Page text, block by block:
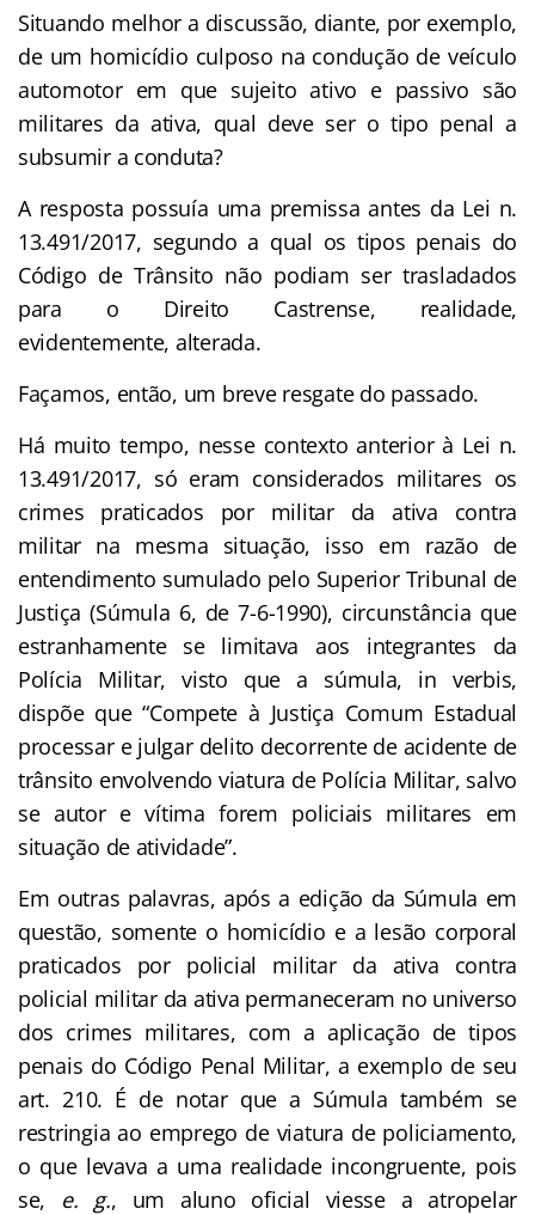
Situando melhor a discussão, diante, por exemplo,
de um homicídio culposo na condução de veículo
automotor em que sujeito ativo e passivo são
militares da ativa, qual deve ser o tipo penal a
subsumir a conduta?
A resposta possuía uma premissa antes da Lei n.
13.491/2017, segundo a qual os tipos penais do
Código de Trânsito não podiam ser trasladados
para o Direito Castrense, realidade,
evidentemente, alterada.
Façamos, então, um breve resgate do passado.
Há muito tempo, nesse contexto anterior à Lei n.
13.491/2017, só eram considerados militares os
crimes praticados por militar da ativa contra
militar na mesma situação, isso em razão de
entendimento sumulado pelo Superior Tribunal de
Justiça (Súmula 6, de 7-6-1990), circunstância que
estranhamente se limitava aos integrantes da
Polícia Militar, visto que a súmula, in verbis,
dispõe que “Compete à Justiça Comum Estadual
processar e julgar delito decorrente de acidente de
trânsito envolvendo viatura de Polícia Militar, salvo
se autor e vítima forem policiais militares em
situação de atividade”.
Em outras palavras, após a edição da Súmula em
questão, somente o homicídio e a lesão corporal
praticados por policial militar da ativa contra
policial militar da ativa permaneceram no universo
dos crimes militares, com a aplicação de tipos
penais do Código Penal Militar, a exemplo de seu
art. 210. É de notar que a Súmula também se
restringia ao emprego de viatura de policiamento,
o que levava a uma realidade incongruente, pois
se, e. g., um aluno oficial viesse a atropelar